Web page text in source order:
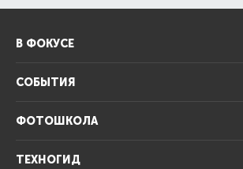
В ФОКУСЕ
СОБЫТИЯ
ФОТОШКОЛА
ТЕХНОГИД